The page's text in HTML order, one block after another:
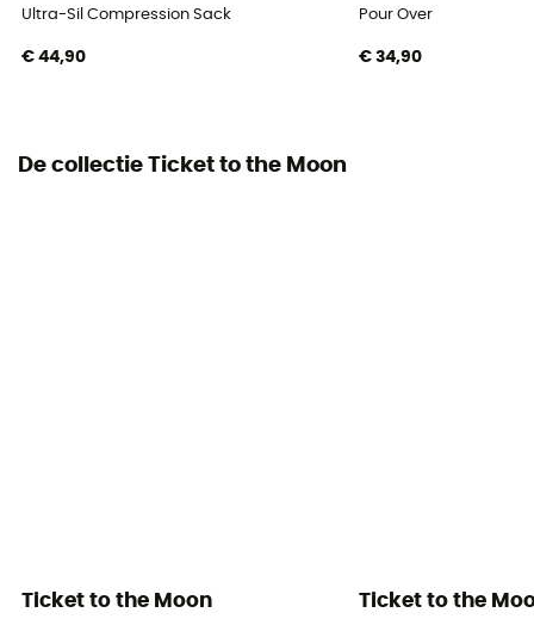
Ultra-Sil Compression Sack
€ 44,90
Pour Over
€ 34,90
De collectie Ticket to the Moon
Ticket to the Moon Ticket to the